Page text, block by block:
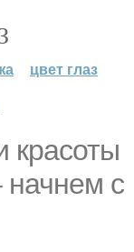
цвет глаз
красоты
с